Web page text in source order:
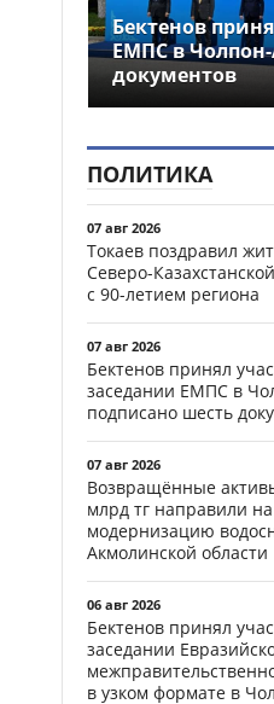
Бектенов
ЕМПС в
документов
ПОЛИТИКА
07 авг 2026
Токаев поздравил
Северо-
с 90-летием региона
07 авг 2026
Бектенов принял
заседании ЕМПС в
подписано шесть
07 авг 2026
Возвращённые
млрд тг направили на
модернизацию
Акмолинской области
06 авг 2026
Бектенов принял
заседании
в узком формате в